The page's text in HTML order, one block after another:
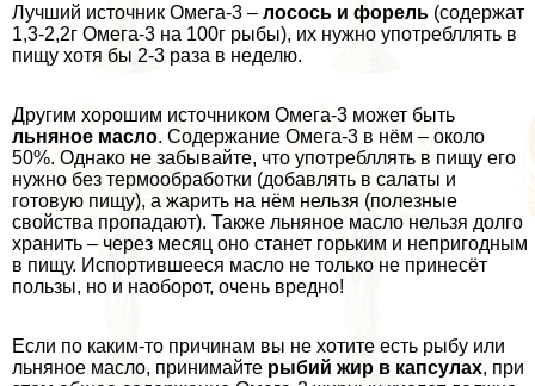
Лучший источник Омега-3 – лосось и форель (содержат
1,3-2,2г Омега-3 на 100г рыбы), их нужно употрeбллять в
пищу хотя бы 2-3 раза в неделю.
Другим хорошим источником Омега-3 может быть
льняное масло. Содержание Омега-3 в нём – около
50%. Однако не забывайте, что употрeбллять в пищу его
нужно без термообработки (добавлять в салаты и
готовую пищу), а жарить на нём нельзя (полезные
свойства пропадают). Также льняное масло нельзя долго
хранить – через месяц оно станет горьким и непригодным
в пищу. Испортившееся масло не только не принесёт
пользы, но и наоборот, очень вредно!
Если по каким-то причинам вы не хотите есть рыбу или
льняное масло, принимайте рыбий жир в капсулах, при